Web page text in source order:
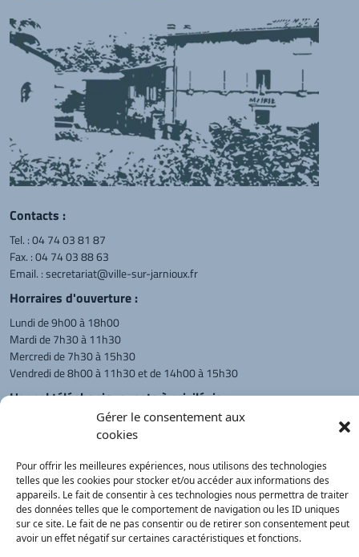
Gérer le consentement aux
cookies
Pour offrir les meilleures expériences, nous utilisons des technologies
telles que les cookies pour stocker et/ou accéder aux informations des
appareils. Le fait de consentir à ces technologies nous permettra de traiter
des données telles que le comportement de navigation ou les ID uniques
sur ce site. Le fait de ne pas consentir ou de retirer son consentement peut
avoir un effet négatif sur certaines caractéristiques et fonctions.
Contacts :
Tel. :04 74 03 81 87
Fax. : 04 74 03 88 63
Email. :secretariat@ville-sur-jarnioux.fr
Horraires d'ouverture :
Lundi de 9h00 à 18h00
Mardi de 7h30 à 11h30
Mercredi de 7h30 à 15h30
Vendredi de 8h00 à 11h30 et de 14h00 à 15h30
L'appel téléphonique reste à privilégier
Monsieur le Maire et les adjoints
reçoivent sur rendez-vous.
Retour à l'accueil Actualités PanneauPocket Recherche